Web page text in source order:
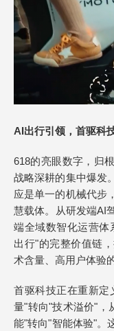
AI出行引领，首驱科
618的亮眼数字，归
战略深耕的集中爆发
应是单一的机械代步
慧载体。从研发端AI
端全域数智化运营体
出行"的完整价值链
术含量、高用户体验
首驱科技正在重新定
量"转向"技术溢价"，
能"转向"智能体验"。